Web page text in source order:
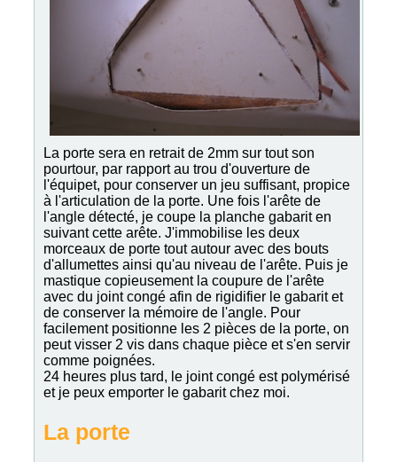
La porte sera en retrait de 2mm sur tout son
pourtour, par rapport au trou d'ouverture de
l'équipet, pour conserver un jeu suffisant, propice
à l'articulation de la porte. Une fois l'arête de
l'angle détecté, je coupe la planche gabarit en
suivant cette arête. J'immobilise les deux
morceaux de porte tout autour avec des bouts
d'allumettes ainsi qu'au niveau de l'arête. Puis je
mastique copieusement la coupure de l'arête
avec du joint congé afin de rigidifier le gabarit et
de conserver la mémoire de l'angle. Pour
facilement positionne les 2 pièces de la porte, on
peut visser 2 vis dans chaque pièce et s'en servir
comme poignées.
24 heures plus tard, le joint congé est polymérisé
et je peux emporter le gabarit chez moi.
La porte